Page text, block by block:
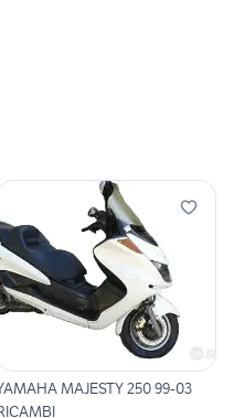
MAJESTY 250 99-03